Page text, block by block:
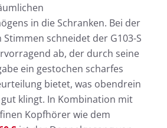
in die Schranken. Bei der
schneidet der G103-S
ab, der durch seine
ein gestochen scharfes
bietet, was obendrein
klingt. In Kombination mit
Kopfhörer wie dem